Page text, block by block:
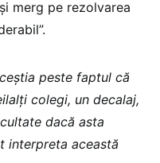
merg pe rezolvarea
peste faptul că
colegi, un decalaj,
dacă asta
interpreta această